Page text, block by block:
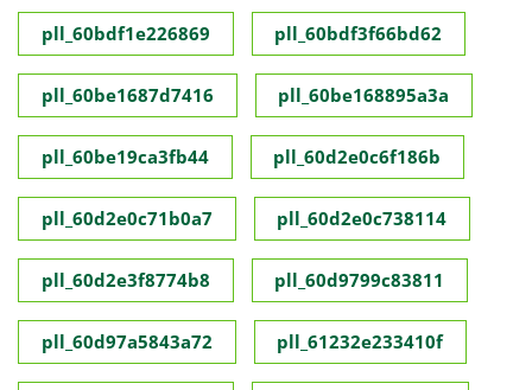
pll_60bdf1e226869 pll_60bdf3f66bd62
pll_60be1687d7416 pll_60be168895a3a
pll_60be19ca3fb44 pll_60d2e0c6f186b
pll_60d2e0c71b0a7 pll_60d2e0c738114
pll_60d2e3f8774b8 pll_60d9799c83811
pll_60d97a5843a72 pll_61232e233410f